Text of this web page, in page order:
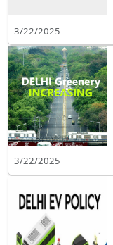
3/22/2025
3/22/2025